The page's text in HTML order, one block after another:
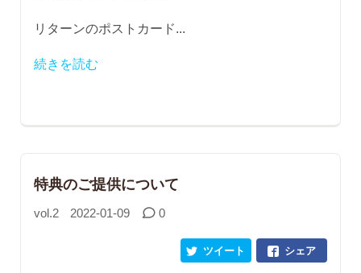
リターンのポストカード...
続きを読む
特典のご提供について
vol.2 2022-01-09 0
シェア
ツイート